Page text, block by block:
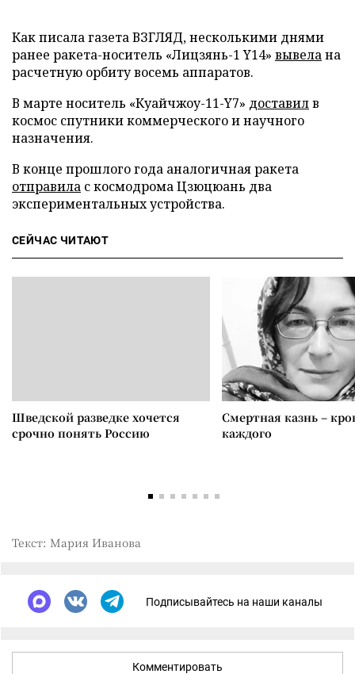
Как писала газета ВЗГЛЯД, несколькими днями
ранее ракета-носитель «Лицзянь-1 Y14» вывелана
расчетную орбиту восемь аппаратов.
В марте носитель «Куайчжоу-11-Y7» доставилв
космос спутники коммерческого и научного
назначения.
В конце прошлого года аналогичная ракета
отправила с космодрома Цзюцюань два
экспериментальных устройства.
СЕЙЧАС ЧИТАЮТ
Шведской разведке хочется
срочно понять Россию
Смертная казнь –
каждого
Текст: Мария Иванова
Подписывайтесь на наши каналы
Комментировать